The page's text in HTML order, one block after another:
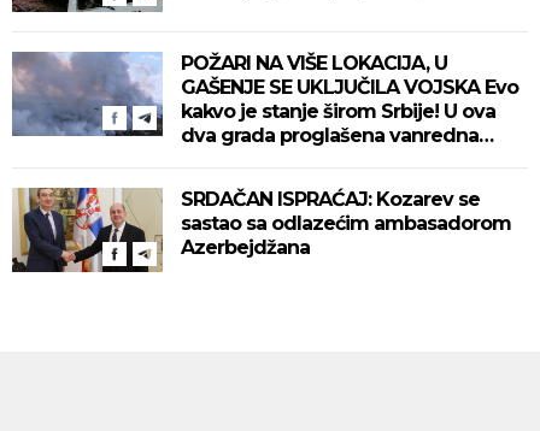
POŽARI NA VIŠE LOKACIJA, U
GAŠENJE SE UKLJUČILA VOJSKA Evo
kakvo je stanje širom Srbije! U ova
dva grada proglašena vanredna
SRDAČAN ISPRAĆAJ: Kozarev se
sastao sa odlazećim ambasadorom
Azerbejdžana